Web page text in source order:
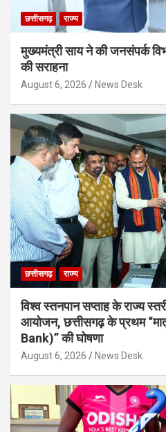
छत्तीसगढ़ राज्य
मुख्यमंत्री साय ने की जनसंपर्क
की सराहना
August 6, 2026 News Desk
छत्तीसगढ़ राज्य
विश्व स्तनपान सप्ताह के राज्य
आयोजन, छत्तीसगढ़ के प्रथम
Bank)” की घोषणा
August 6, 2026 News Desk